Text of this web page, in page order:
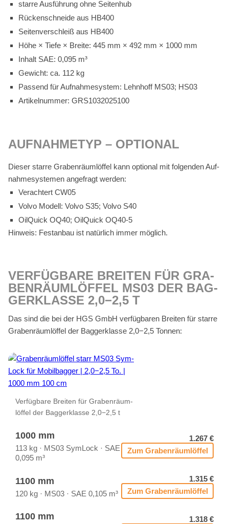
star­re Aus­füh­rung ohne Sei­ten­hub
Rü­cken­schnei­de aus HB400
Sei­ten­ver­schleiß aus HB400
Höhe × Tie­fe × Brei­te: 445 mm × 492 mm × 1000 mm
In­halt SAE: 0,095 m³
Ge­wicht: ca. 112 kg
Pas­send für Auf­nah­me­sys­tem: Lehn­hoff MS03; HS03
Ar­ti­kel­num­mer: GRS1032025100
AUF­NAH­ME­TYP – OP­TIO­NAL
Die­ser star­re Gra­ben­räum­löf­fel kann op­tio­nal mit fol­gen­den Auf­
nah­me­sys­te­men an­ge­fragt wer­den:
Ver­ach­tert CW05
Vol­vo Mo­dell: Vol­vo S35; Vol­vo S40
Oil­Quick OQ40; Oil­Quick OQ40‑5
Hin­weis: Fest­an­bau ist na­tür­lich im­mer mög­lich.
VER­FÜG­BA­RE BREI­TEN FÜR GRA­
BEN­RÄUM­LÖF­FEL MS03 DER BAG­
GER­KLAS­SE 2,0−2,5 T
Das sind die bei der HGS GmbH ver­füg­ba­ren Brei­ten für star­re
Gra­ben­räum­löf­fel der Bag­ger­klas­se 2,0−2,5 Ton­nen:
Ver­füg­ba­re Brei­ten für Gra­ben­räum­
löf­fel der Bag­ger­klas­se 2,0−2,5 t
1000 mm
113 kg · MS03 Sym­Lock · SAE
0,095 m³
1.267 €
Zum Gra­ben­räum­löf­fel
1100 mm
120 kg · MS03 · SAE 0,105 m³
1.315 €
Zum Gra­ben­räum­löf­fel
1100 mm
1.318 €